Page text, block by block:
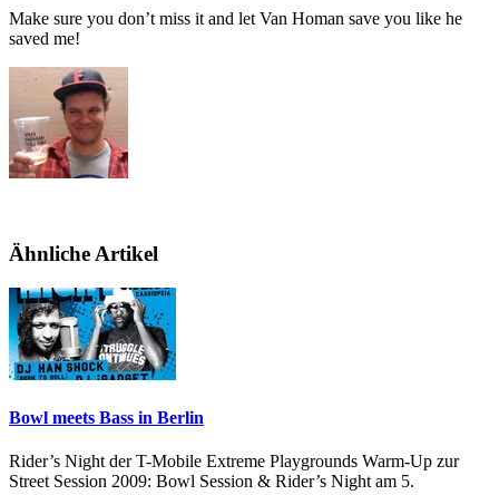
Make sure you don’t miss it and let Van Homan save you like he
saved me!
Ähnliche Artikel
Bowl meets Bass in Berlin
Rider’s Night der T-Mobile Extreme Playgrounds Warm-Up zur
Street Session 2009: Bowl Session & Rider’s Night am 5.